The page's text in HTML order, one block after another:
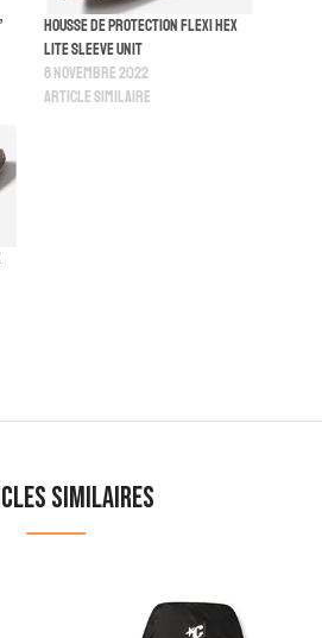
Housse De Protection Flexi Hex
Lite Sleeve Unit
8 novembre 2022
Article similaire
similaires